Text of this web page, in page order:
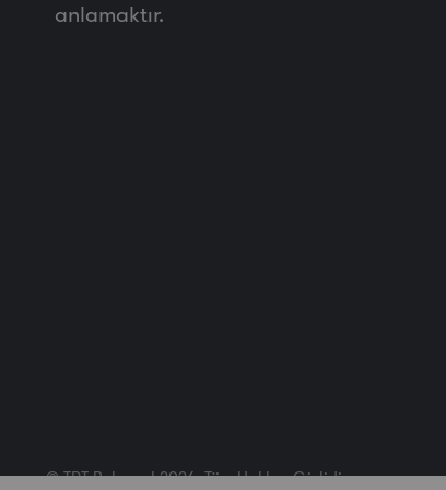
anlamaktır.
© TRT Belgesel 2026. Tüm Hakları Gizlidir.